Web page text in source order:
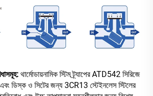
থার্মোডায়নামিক স্টিম ট্র্যাপের ATD542 সিরিজে
এবং ডিস্ক ও সিটের জন্য 3CR13 স্টেইনলেস স্টিলের